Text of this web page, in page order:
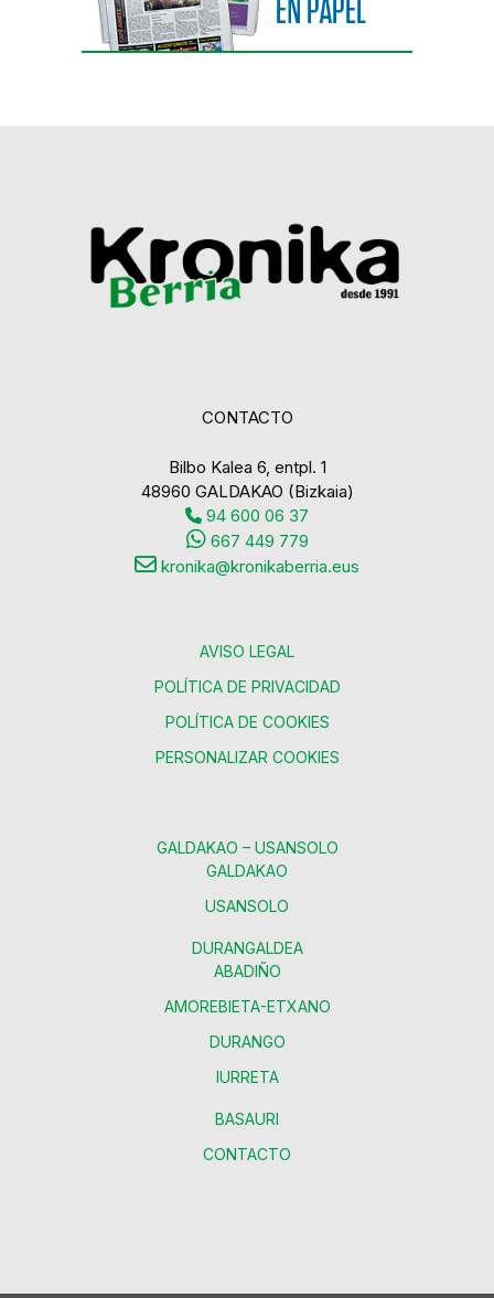
CONTACTO
Bilbo Kalea 6, entpl. 1
48960 GALDAKAO (Bizkaia)
94 600 06 37
667 449 779
kronika@kronikaberria.eus
AVISO LEGAL
POLÍTICA DE PRIVACIDAD
POLÍTICA DE COOKIES
PERSONALIZAR COOKIES
GALDAKAO – USANSOLO
GALDAKAO
USANSOLO
DURANGALDEA
ABADIÑO
AMOREBIETA-ETXANO
DURANGO
IURRETA
BASAURI
CONTACTO